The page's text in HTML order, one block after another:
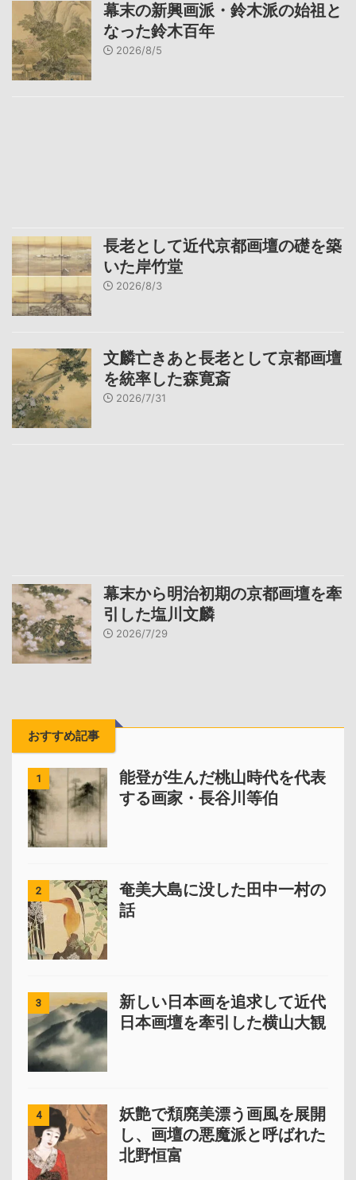
幕末の新興画派・鈴木派の始祖と
なった鈴木百年
2026/8/5
長老として近代京都画壇の礎を築
いた岸竹堂
2026/8/3
文麟亡きあと長老として京都画壇
を統率した森寛斎
2026/7/31
幕末から明治初期の京都画壇を牽
引した塩川文麟
2026/7/29
おすすめ記事
1
能登が生んだ桃山時代を代表
する画家・長谷川等伯
2
奄美大島に没した田中一村の
話
3
新しい日本画を追求して近代
日本画壇を牽引した横山大観
4
妖艶で頽廃美漂う画風を展開
し、画壇の悪魔派と呼ばれた
北野恒富